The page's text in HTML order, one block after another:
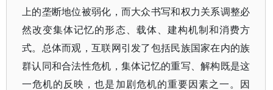
上的垄断地位被弱化，而大众书写和权力关系调整必
然改变集体记忆的形态、载体、建构机制和消费方
式。总体而观，互联网引发了包括民族国家在内的族
群认同和合法性危机，集体记忆的重写、解构既是这
一危机的反映，也是加剧危机的重要因素之一。因